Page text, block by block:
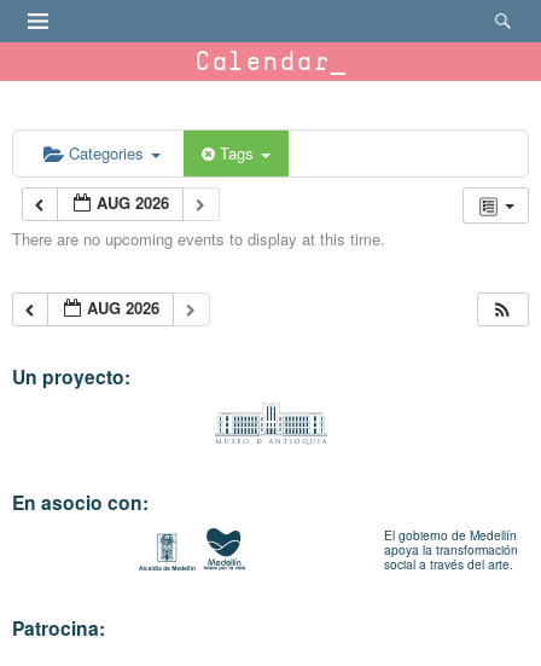
Calendar
Categories Tags
AUG 2026
There are no upcoming events to display at this time.
AUG 2026
Un proyecto:
En asocio con:
El gobierno de Medellín
apoya la transformación
social a través del arte.
Patrocina: